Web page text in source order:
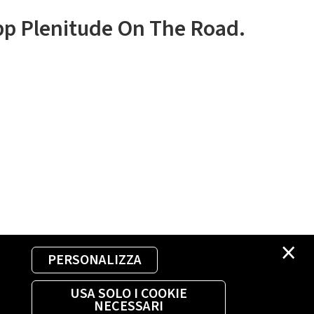
×
PERSONALIZZA
USA SOLO I COOKIE
NECESSARI
Plenitude On The Road.